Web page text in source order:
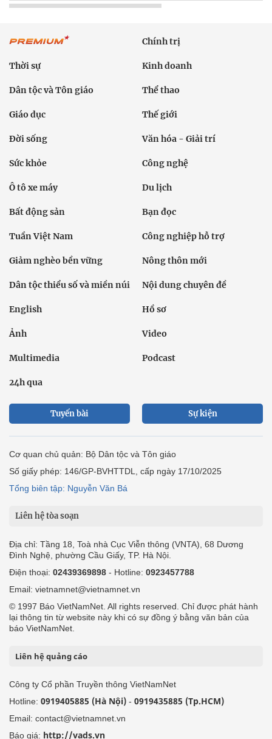
Chính trị
Thời sự Kinh doanh
Dân tộc và Tôn giáo Thể thao
Giáo dục Thế giới
Đời sống Văn hóa - Giải trí
Sức khỏe Công nghệ
Ô tô xe máy Du lịch
Bất động sản Bạn đọc
Tuần Việt Nam Công nghiệp hỗ trợ
Giảm nghèo bền vững Nông thôn mới
Dân tộc thiểu số và miền núi Nội dung chuyên đề
English Hồ sơ
Ảnh Video
Multimedia Podcast
24h qua
Tuyến bài Sự kiện
Cơ quan chủ quản: Bộ Dân tộc và Tôn giáo
Số giấy phép: 146/GP-BVHTTDL, cấp ngày 17/10/2025
Tổng biên tập: Nguyễn Văn Bá
Liên hệ tòa soạn
Địa chỉ: Tầng 18, Toà nhà Cục Viễn thông (VNTA), 68 Dương
Đình Nghệ, phường Cầu Giấy, TP. Hà Nội.
Điện thoại: 02439369898 - Hotline: 0923457788
Email: vietnamnet@vietnamnet.vn
© 1997 Báo VietNamNet. All rights reserved. Chỉ được phát hành
lại thông tin từ website này khi có sự đồng ý bằng văn bản của
báo VietNamNet.
Liên hệ quảng cáo
Công ty Cổ phần Truyền thông VietNamNet
Hotline: 0919405885 (Hà Nội) - 0919435885 (Tp.HCM)
Email: contact@vietnamnet.vn
Báo giá: http://vads.vn